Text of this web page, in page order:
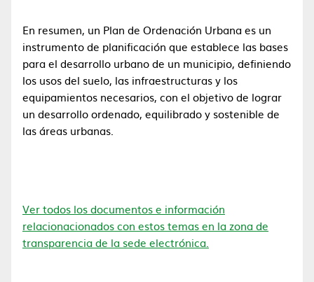
En resumen, un Plan de Ordenación Urbana es un
instrumento de planificación que establece las bases
para el desarrollo urbano de un municipio, definiendo
los usos del suelo, las infraestructuras y los
equipamientos necesarios, con el objetivo de lograr
un desarrollo ordenado, equilibrado y sostenible de
las áreas urbanas.
Ver todos los documentos e información
relacionacionados con estos temas en la zona de
transparencia de la sede electrónica.